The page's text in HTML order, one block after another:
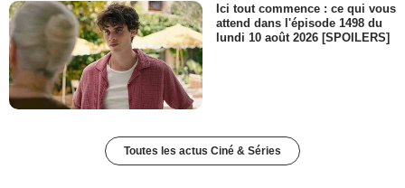
Ici tout commence : ce qui vous
attend dans l'épisode 1498 du
lundi 10 août 2026 [SPOILERS]
Toutes les actus Ciné & Séries